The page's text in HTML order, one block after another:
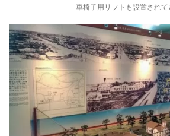
車椅子用リフトも設置されて